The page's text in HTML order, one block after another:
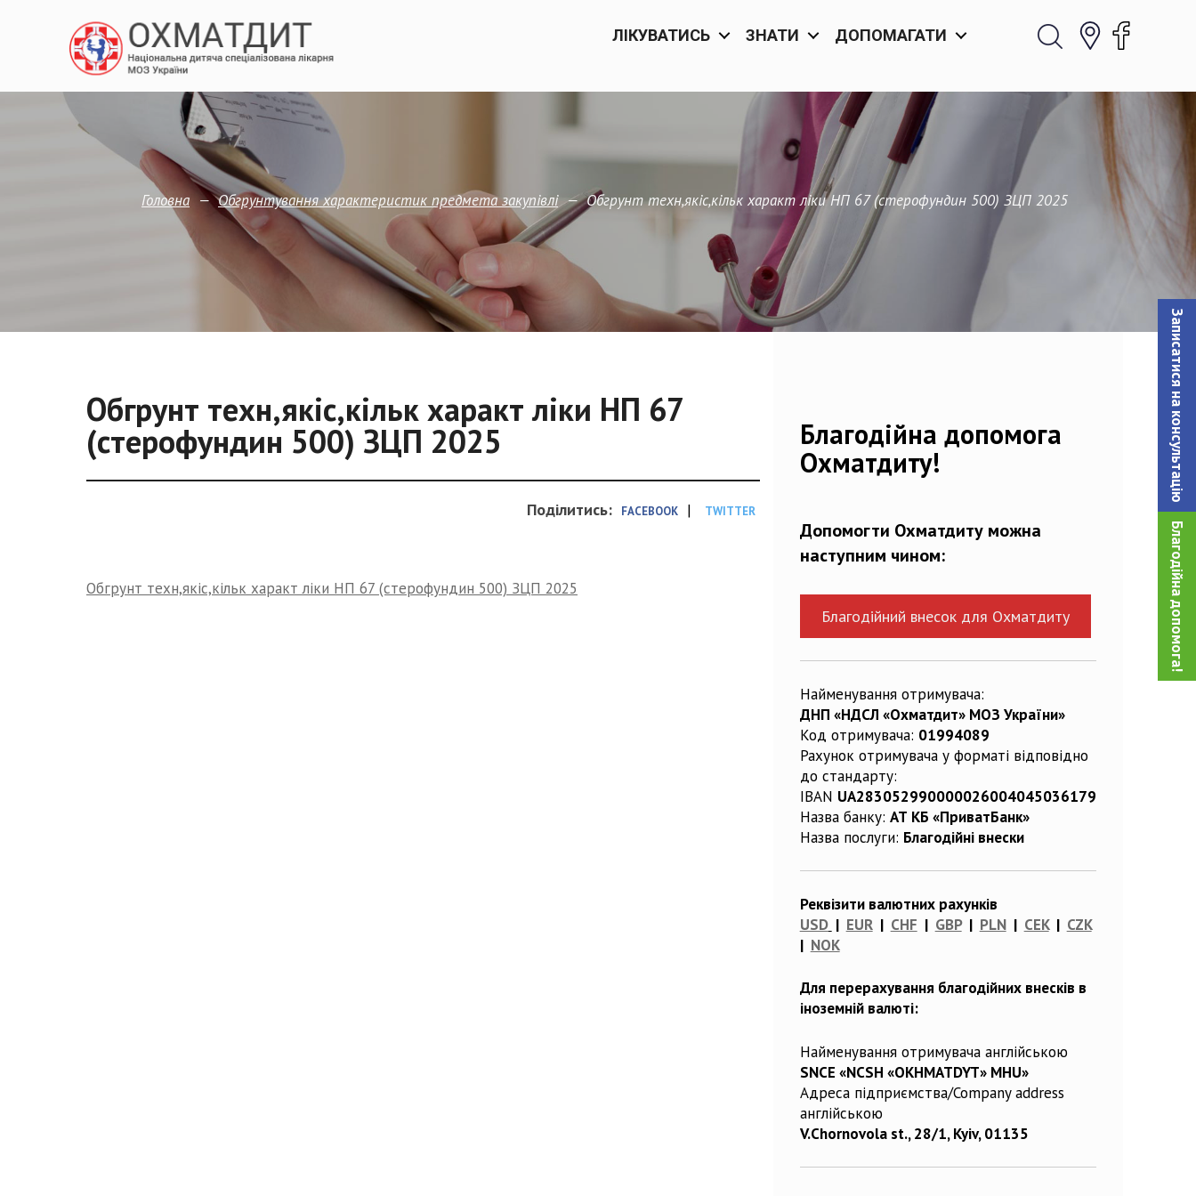
Записатися на консультацiю
Благодійна допомога!
ЛІКУВАТИСЬ ЗНАТИ ДОПОМАГАТИ
Головна — Обгрунтування характеристик предмета закупівлi — Обгрунт техн,якіс,кільк характ ліки НП 67 (стерофундин 500) ЗЦП 2025
Обгрунт техн,якіс,кільк характ ліки НП 67
(стерофундин 500) ЗЦП 2025
Поділитись: FACEBOOK | TWITTER
Обгрунт техн,якіс,кільк характ ліки НП 67 (стерофундин 500) ЗЦП 2025
Благодійна допомога
Охматдиту!
Допомогти Охматдиту можна
наступним чином:
Благодійний внесок для Охматдиту
Найменування отримувача:
ДНП «НДСЛ «Охматдит» МОЗ України»
Код отримувача: 01994089
Рахунок отримувача у форматі відповідно
до стандарту:
IBAN UA283052990000026004045036179
Назва банку: АТ КБ «ПриватБанк»
Назва послуги: Благодійні внески
Реквізити валютних рахунків
USD | EUR| CHF | GBP| PLN| CEK| CZK
| NOK
Для перерахування благодійних внесків в
іноземній валюті:
Найменування отримувача англійською
SNCE «NCSH «OKHMATDYT» MHU»
Адреса підприємства/Company address
англійською
V.Chornovola st., 28/1, Kyiv, 01135